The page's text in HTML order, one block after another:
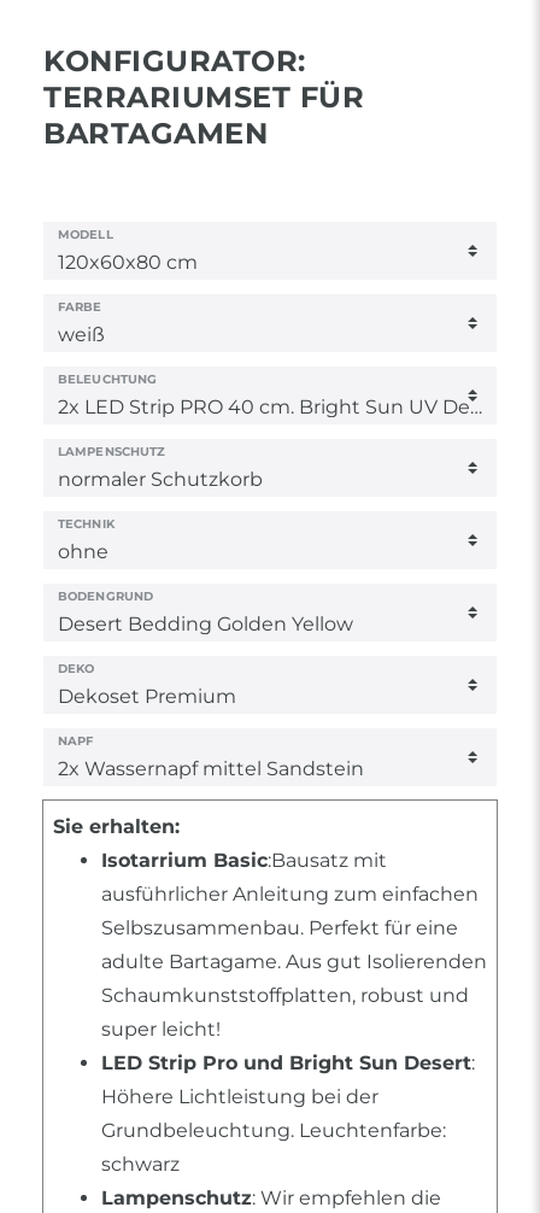
KONFIGURATOR:
TERRARIUMSET FÜR
BARTAGAMEN
MODELL
FARBE
BELEUCHTUNG
LAMPENSCHUTZ
TECHNIK
BODENGRUND
DEKO
NAPF
Sie erhalten:
Isotarrium Basic:Bausatz mit
ausführlicher Anleitung zum einfachen
Selbszusammenbau. Perfekt für eine
adulte Bartagame. Aus gut Isolierenden
Schaumkunststoffplatten, robust und
super leicht!
LED Strip Pro und Bright Sun Desert:
Höhere Lichtleistung bei der
Grundbeleuchtung. Leuchtenfarbe:
schwarz
Lampenschutz: Wir empfehlen die